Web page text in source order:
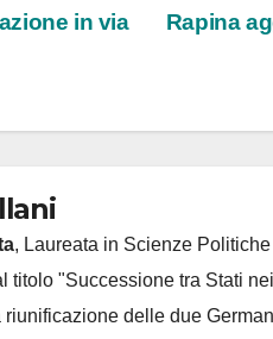
Rapina
in via
, Laureata in Scienze
titolo "Successione tra Stati
delle due